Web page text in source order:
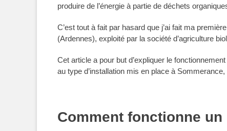
produire de l’énergie à partie de déchets
C’est tout à fait par hasard que j’ai fait ma
(Ardennes), exploité par la société d’agriculture
Cet article a pour but d’expliquer le
au type d’installation mis en place à
Comment fonctionne